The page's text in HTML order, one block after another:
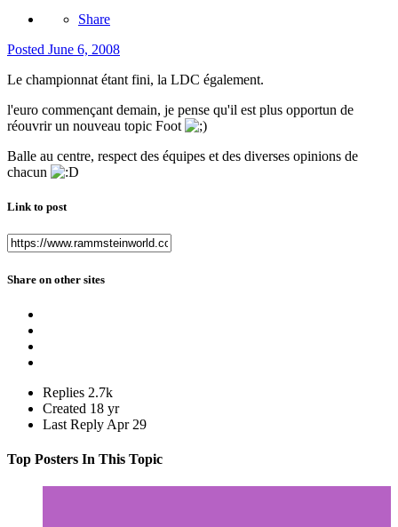
Share
Posted June 6, 2008
Le championnat étant fini, la LDC également.
l'euro commençant demain, je pense qu'il est plus opportun de
réouvrir un nouveau topic Foot
Balle au centre, respect des équipes et des diverses opinions de
chacun
Link to post
Share on other sites
Replies 2.7k
Created 18 yr
Last Reply Apr 29
Top Posters In This Topic